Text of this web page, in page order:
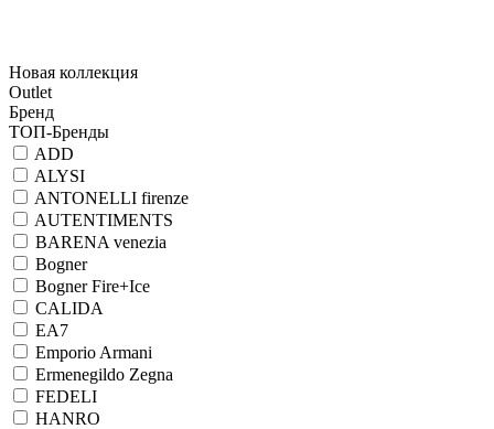
Новая коллекция
Outlet
Бренд
ТОП-Бренды
ADD
ALYSI
ANTONELLI firenze
AUTENTIMENTS
BARENA venezia
Bogner
Bogner Fire+Ice
CALIDA
EA7
Emporio Armani
Ermenegildo Zegna
FEDELI
HANRO